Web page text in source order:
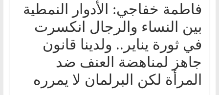
فاطمة خفاجي: الأدوار النمطية
بين النساء والرجال انكسرت
في ثورة يناير.. ولدينا قانون
جاهز لمناهضة العنف ضد
المرأة لكن البرلمان لا يمرره